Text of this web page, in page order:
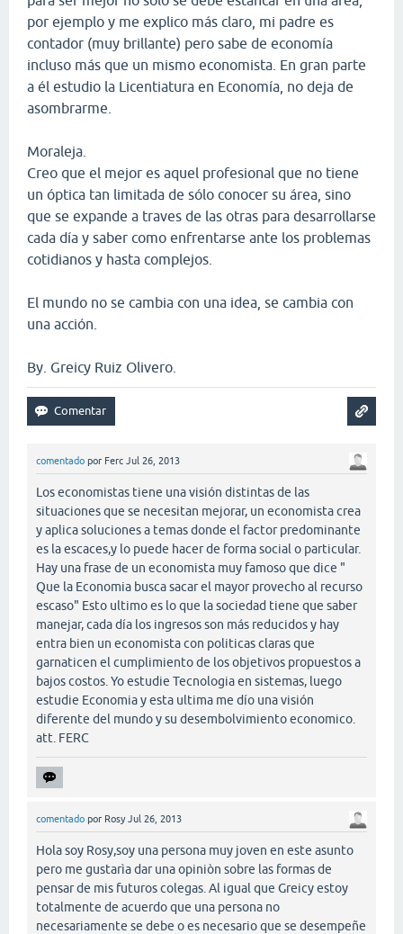
por ejemplo y me explico más claro, mi padre es
contador (muy brillante) pero sabe de economía
incluso más que un mismo economista. En gran parte
a él estudio la Licentiatura en Economía, no deja de
asombrarme.
Moraleja.
Creo que el mejor es aquel profesional que no tiene
un óptica tan limitada de sólo conocer su área, sino
que se expande a traves de las otras para desarrollarse
cada día y saber como enfrentarse ante los problemas
cotidianos y hasta complejos.
El mundo no se cambia con una idea, se cambia con
una acción.
By. Greicy Ruiz Olivero.
comentado por Ferc Jul 26, 2013
Los economistas tiene una visión distintas de las
situaciones que se necesitan mejorar, un economista crea
y aplica soluciones a temas donde el factor predominante
es la escaces,y lo puede hacer de forma social o particular.
Hay una frase de un economista muy famoso que dice "
Que la Economia busca sacar el mayor provecho al recurso
escaso" Esto ultimo es lo que la sociedad tiene que saber
manejar, cada día los ingresos son más reducidos y hay
entra bien un economista con politicas claras que
garnaticen el cumplimiento de los objetivos propuestos a
bajos costos. Yo estudie Tecnologia en sistemas, luego
estudie Economia y esta ultima me dío una visión
diferente del mundo y su desembolvimiento economico.
att. FERC
comentado por Rosy Jul 26, 2013
Hola soy Rosy,soy una persona muy joven en este asunto
pero me gustarìa dar una opiniòn sobre las formas de
pensar de mis futuros colegas. Al igual que Greicy estoy
totalmente de acuerdo que una persona no
necesariamente se debe o es necesario que se desempeñe